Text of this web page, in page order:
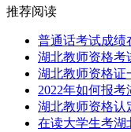
推荐阅读
普通话考试成绩
湖北教师资格考
湖北教师资格证
2022年如何报考
湖北教师资格认
在读大学生考湖